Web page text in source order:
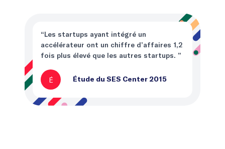
“Les startups ayant intégré un
accélérateur ont un chiffre d’affaires 1,2
fois plus élevé que les autres startups. ”
É Étude du SES Center 2015